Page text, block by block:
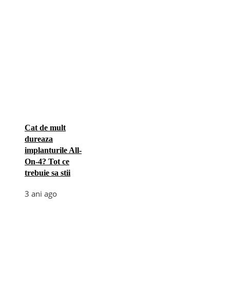
Cat de mult
dureaza
implanturile All-
On-4? Tot ce
trebuie sa stii
3 ani ago